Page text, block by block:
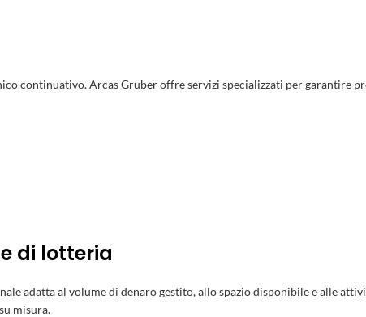
continuativo. Arcas Gruber offre servizi specializzati per garantire
di lotteria
adatta al volume di denaro gestito, allo spazio disponibile e alle
misura.